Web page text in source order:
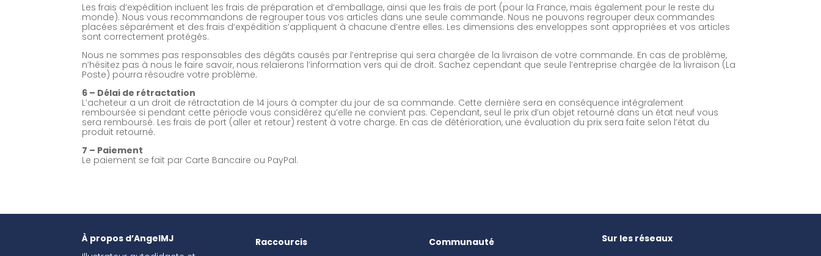
Les frais d’expédition incluent les frais de préparation et d’emballage, ainsi que les frais de port (pour la France, mais également pour le reste du
monde). Nous vous recommandons de regrouper tous vos articles dans une seule commande. Nous ne pouvons regrouper deux commandes
placées séparément et des frais d’expédition s’appliquent à chacune d’entre elles. Les dimensions des enveloppes sont appropriées et vos articles
sont correctement protégés.
Nous ne sommes pas responsables des dégâts causés par l’entreprise qui sera chargée de la livraison de votre commande. En cas de problème,
n’hésitez pas à nous le faire savoir, nous relaierons l’information vers qui de droit. Sachez cependant que seule l’entreprise chargée de la livraison (La
Poste) pourra résoudre votre problème.
6 – Délai de rétractation
L’acheteur a un droit de rétractation de 14 jours à compter du jour de sa commande. Cette dernière sera en conséquence intégralement
remboursée si pendant cette période vous considérez qu’elle ne convient pas. Cependant, seul le prix d’un objet retourné dans un état neuf vous
sera remboursé. Les frais de port (aller et retour) restent à votre charge. En cas de détérioration, une évaluation du prix sera faite selon l’état du
produit retourné.
7 – Paiement
Le paiement se fait par Carte Bancaire ou PayPal.
À propos d’AngelMJ
Raccourcis Communauté Sur les réseaux